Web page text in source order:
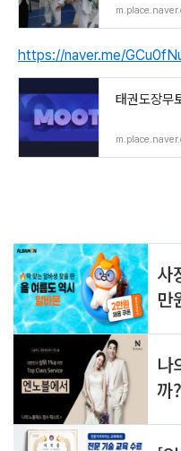
https://naver.me/
태권도장